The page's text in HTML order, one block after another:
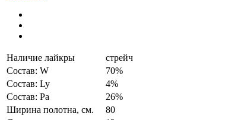
Наличие лайкры
стрейч
Состав: W
70%
Состав: Ly
4%
Состав: Pa
26%
Ширина полотна, см.
80